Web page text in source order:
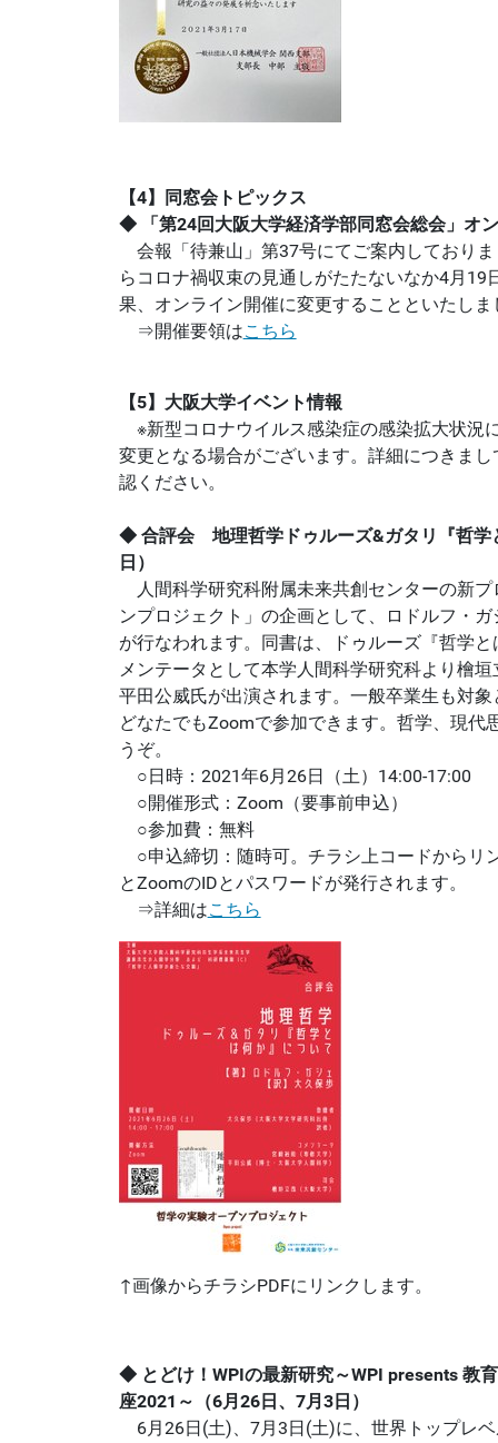
【4】同窓会トピックス
◆ 「第24回大阪大学経済学部同窓会総会」オ
会報「待兼山」第37号にてご案内しており
らコロナ禍収束の見通しがたたないなか4月19
果、オンライン開催に変更することといたしま
⇒開催要領はこちら
【5】大阪大学イベント情報
※新型コロナウイルス感染症の感染拡大状況
変更となる場合がございます。詳細につきま
認ください。
◆ 合評会 地理哲学ドゥルーズ&ガタリ『哲学
日）
人間科学研究科附属未来共創センターの新
ンプロジェクト」の企画として、ロドルフ・
が行なわれます。同書は、ドゥルーズ『哲学
メンテータとして本学人間科学研究科より檜
平田公威氏が出演されます。一般卒業生も対
どなたでもZoomで参加できます。哲学、現代
うぞ。
○日時：2021年6月26日（土）14:00-17:00
○開催形式：Zoom（要事前申込）
○参加費：無料
○申込締切：随時可。チラシ上コードからリ
とZoomのIDとパスワードが発行されます。
⇒詳細はこちら
↑画像からチラシPDFにリンクします。
◆ とどけ！WPIの最新研究～WPI presents 教
座2021～（6月26日、7月3日）
6月26日(土)、7月3日(土)に、世界トップレ